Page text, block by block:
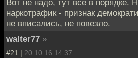
Вот не надо, тут всё в порядке.
наркотрафик - признак
не вписались, не повезло.
walter77 »
#21 | 20.10.16 14:37